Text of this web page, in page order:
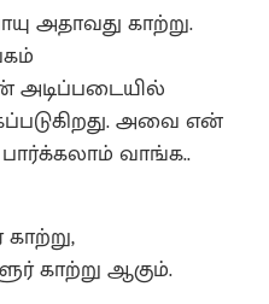
அதாவது காற்று.
அடிப்படையில்
அவை என்
வாங்க..
காற்று ஆகும்.